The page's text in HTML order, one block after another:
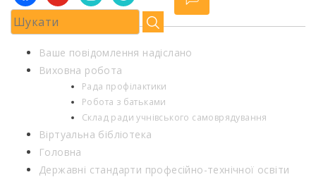
Ваше повідомлення надіслано
Виховна робота
Рада профілактики
Робота з батьками
Склад ради учнівського самоврядування
Віртуальна бібліотека
Головна
Державні стандарти професійно-технічної освіти